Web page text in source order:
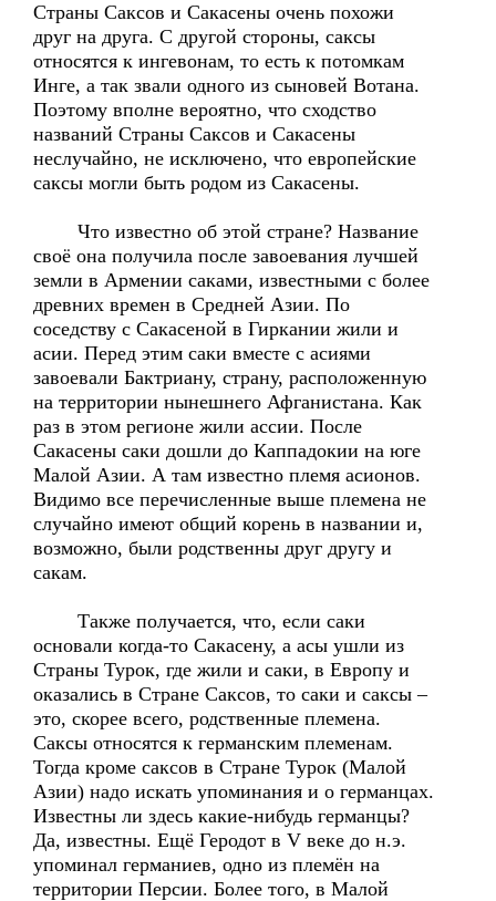
Страны Саксов и Сакасены очень похожи
друг на друга. С другой стороны, саксы
относятся к ингевонам, то есть к потомкам
Инге, а так звали одного из сыновей Вотана.
Поэтому вполне вероятно, что сходство
названий Страны Саксов и Сакасены
неслучайно, не исключено, что европейские
саксы могли быть родом из Сакасены.
Что известно об этой стране? Название
своё она получила после завоевания лучшей
земли в Армении саками, известными с более
древних времен в Средней Азии. По
соседству с Сакасеной в Гиркании жили и
асии. Перед этим саки вместе с асиями
завоевали Бактриану, страну, расположенную
на территории нынешнего Афганистана. Как
раз в этом регионе жили ассии. После
Сакасены саки дошли до Каппадокии на юге
Малой Азии. А там известно племя асионов.
Видимо все перечисленные выше племена не
случайно имеют общий корень в названии и,
возможно, были родственны друг другу и
сакам.
Также получается, что, если саки
основали когда-то Сакасену, а асы ушли из
Страны Турок, где жили и саки, в Европу и
оказались в Стране Саксов, то саки и саксы –
это, скорее всего, родственные племена.
Саксы относятся к германским племенам.
Тогда кроме саксов в Стране Турок (Малой
Азии) надо искать упоминания и о германцах.
Известны ли здесь какие-нибудь германцы?
Да, известны. Ещё Геродот в V веке до н.э.
упоминал германиев, одно из племён на
территории Персии. Более того, в Малой